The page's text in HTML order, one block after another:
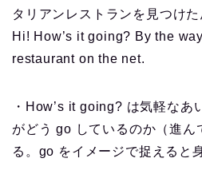
タリアンレストランを見つけた
Hi! How’s it going? By the
restaurant on the net.
・How’s it going? は気軽なあ
がどう go しているのか（進ん
る。go をイメージで捉えると